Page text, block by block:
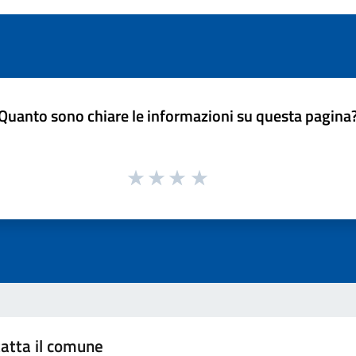
sono chiare le informazioni su questa
il comune